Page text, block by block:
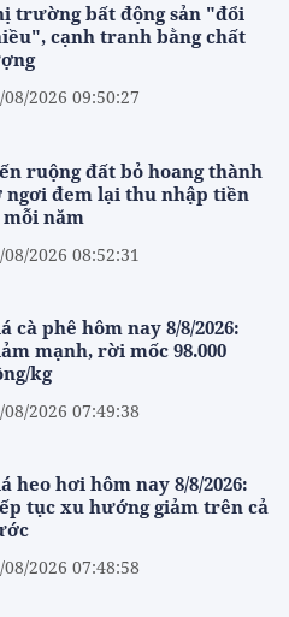
trường bất động sản "đổi
cạnh tranh bằng chất
08/2026 09:50:27
ruộng đất bỏ hoang thành
ngơi đem lại thu nhập tiền
năm
08/2026 08:52:31
cà phê hôm nay 8/8/2026:
mạnh, rời mốc 98.000
kg
08/2026 07:49:38
heo hơi hôm nay 8/8/2026:
tục xu hướng giảm trên cả
08/2026 07:48:58